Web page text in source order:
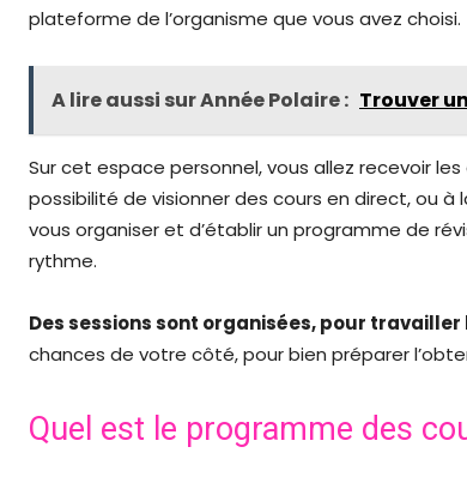
plateforme de l’organisme que vous avez choisi.
A lire aussi sur Année Polaire : Trouver
Sur cet espace personnel, vous allez recevoir
possibilité de visionner des cours en direct, ou
vous organiser et d’établir un programme de
rythme.
Des sessions sont organisées, pour
chances de votre côté, pour bien préparer
Quel est le programme des